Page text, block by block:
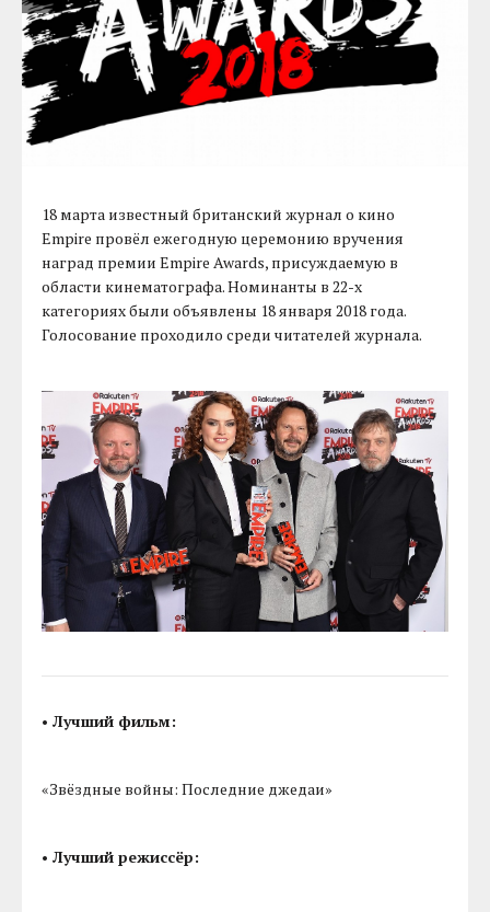
18 марта известный британский журнал о кино
Empire провёл ежегодную церемонию вручения
наград премии Empire Awards, присуждаемую в
области кинематографа. Номинанты в 22-х
категориях были объявлены 18 января 2018 года.
Голосование проходило среди читателей журнала.
• Лучший фильм:
«Звёздные войны: Последние джедаи»
• Лучший режиссёр: